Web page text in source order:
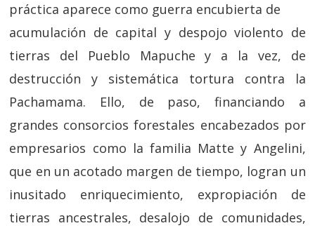
práctica aparece como guerra encubierta de
acumulación de capital y despojo violento de
tierras del Pueblo Mapuche y a la vez, de
destrucción y sistemática tortura contra la
Pachamama. Ello, de paso, financiando a
grandes consorcios forestales encabezados por
empresarios como la familia Matte y Angelini,
que en un acotado margen de tiempo, logran un
inusitado enriquecimiento, expropiación de
tierras ancestrales, desalojo de comunidades,